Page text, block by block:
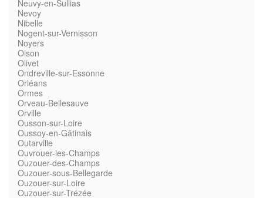
Neuvy-en-Sullias
Nevoy
Nibelle
Nogent-sur-Vernisson
Noyers
Oison
Olivet
Ondreville-sur-Essonne
Orléans
Ormes
Orveau-Bellesauve
Orville
Ousson-sur-Loire
Oussoy-en-Gâtinais
Outarville
Ouvrouer-les-Champs
Ouzouer-des-Champs
Ouzouer-sous-Bellegarde
Ouzouer-sur-Loire
Ouzouer-sur-Trézée